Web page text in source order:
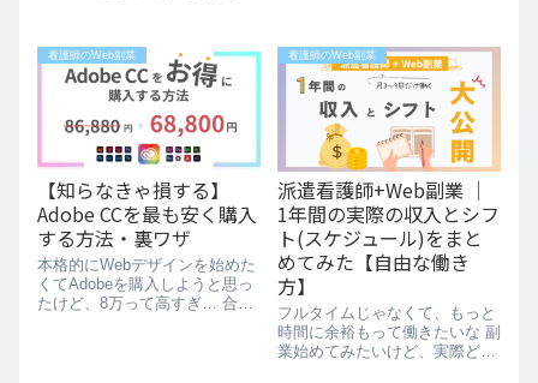
ブラック案件の見分け方など…
クラウドワークスを上手に活用
するための方法...
業5つ」を...
看護師のWeb副業
【知らなきゃ損する】
Adobe CCを最も安く購入
する方法・裏ワザ
本格的にWebデザインを始めた
くてAdobeを購入しようと思っ
たけど、8万って高すぎ… 合法
看護師のWeb副業
派遣看護師+Web副業 │
1年間の実際の収入とシフ
ト(スケジュール)をまと
めてみた【自由な働き
方】
フルタイムじゃなくて、もっと
時間に余裕もって働きたいな 副
業始めてみたいけど、実際どれ